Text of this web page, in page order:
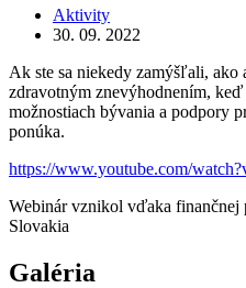
Aktivity
30. 09. 2022
Ak ste sa niekedy zamýšľali,
zdravotným znevýhodnením,
možnostiach bývania a podpory
ponúka.
https://www.youtube.com/
Webinár vznikol vďaka finančnej
Slovakia
Galéria